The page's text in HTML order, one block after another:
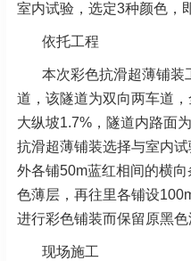
室内试验，选定3种颜色，
依托工程
本次彩色抗滑超薄铺装
道，该隧道为双向两车道
大纵坡1.7%，隧道内路面
抗滑超薄铺装选择与室内
外各铺50m蓝红相间的横
色薄层，再往里各铺设
进行彩色铺装而保留原黑色
现场施工